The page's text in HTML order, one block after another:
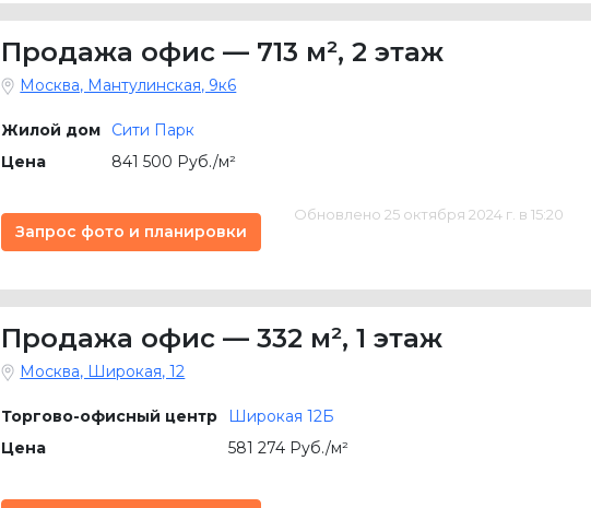
Продажа офис — 713 м²,2 этаж
Москва, Мантулинская, 9к6
Жилой дом
Сити Парк
Цена
841 500 Руб./м²
Запрос фото и планировки
Обновлено 25 октября 2024 г. в 15:20
Продажа офис —332 м²,1 этаж
Москва, Широкая, 12
Торгово-офисный центр
Широкая 12Б
Цена
581 274 Руб./м²